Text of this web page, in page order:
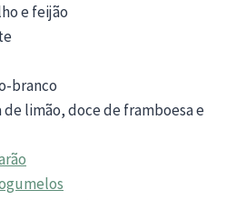
e feijão
branco
limão, doce de framboesa e